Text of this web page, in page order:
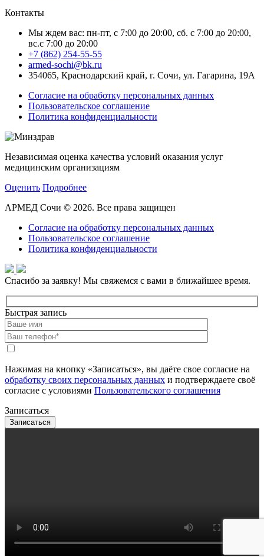
Контакты
Мы ждем вас: пн-пт, с 7:00 до 20:00, сб. с 7:00 до 20:00,
вс.с 7:00 до 20:00
+7 (862) 254-55-55
armed-sochi@bk.ru
354065, Краснодарский край, г. Сочи, ул. Гагарина, 19А
Согласие на обработку персональных данных
Пользовательское соглашение
Политика конфиденциальности
Независимая оценка качества условий оказания услуг
медицинским организациям
Оценить Подробнее
АРМЕД Сочи © 2026. Все права защищен
Согласие на обработку персональных данных
Пользовательское соглашение
Политика конфиденциальности
Спасибо за заявку! Мы свяжемся с вами в ближайшее время.
Быстрая запись
Нажимая на кнопку «Записаться», вы даёте свое согласие на
обработку своих персональных данных и подтверждаете своё
согласие с условиями Пользовательского соглашения
Записаться